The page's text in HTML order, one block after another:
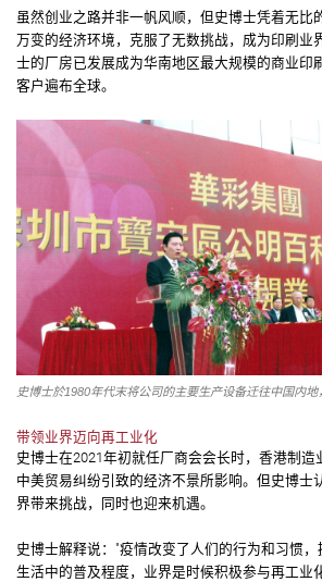
虽然创业之路并非一帆风顺，但史博士凭着无比
万变的经济环境，克服了无数挑战，成为印刷业
士的厂房已发展成为华南地区最大规模的商业印
客户遍布全球。
史博士於1980年代末将公司的主要生产设备迁往中国内地
带领业界迈向再工业化
史博士在2021年初就任厂商会会长时，香港制造
中美贸易纠纷引致的经济不景所影响。但史博士
界带来挑战，同时也迎来机遇。
史博士解释说："疫情改变了人们的行为和习惯
生活中的普及程度，业界是时候积极参与再工业